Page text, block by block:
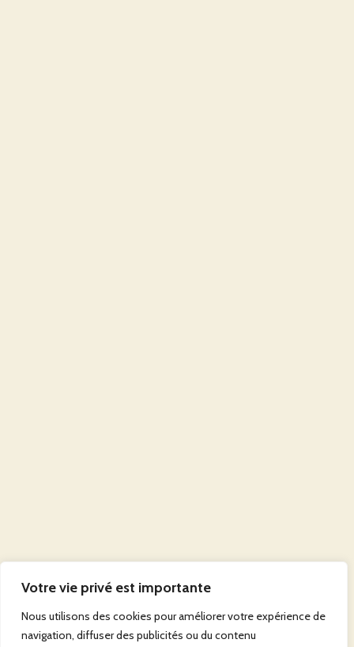
Votre vie privé est importante
Nous utilisons des cookies pour améliorer votre expérience de
navigation, diffuser des publicités ou du contenu